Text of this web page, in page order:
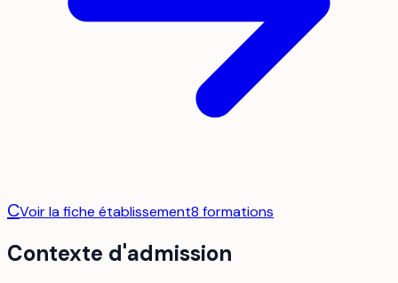
CVoir la fiche établissement8 formations
Contexte d'admission